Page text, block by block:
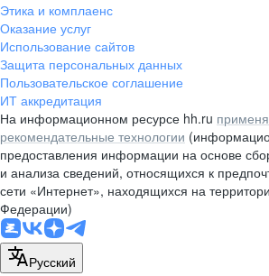
pr@rabota.by
Алматы
пр. Абая, д. 151, БЦ Алатау,
12 этаж, офис 1209
+7 727 232-13-13
pr@headhunter.com.kz
Этика и комплаенс
Оказание услуг
Использование сайтов
Защита персональных данных
Пользовательское соглашение
ИТ аккредитация
На информационном ресурсе hh.ru
рекомендательные технологии
предоставления информации на основе
и анализа сведений, относящихся к
сети «Интернет», находящихся на
Федерации)
Русский